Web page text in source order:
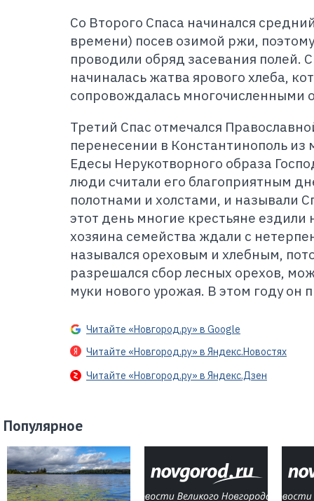
Со Второго Спаса начинался
времени) посев озимой ржи,
проводили обряд засевания полей.
начиналась жатва ярового хлеба,
сопровождалась многочисленными
Третий Спас отмечался
перенесении в Константинополь из
Едесы Нерукотворного образа
люди считали его благоприятным
полотнами и холстами, и называли
этот день многие крестьяне
хозяина семейства ждали с
назывался ореховым и хлебным,
разрешался сбор лесных орехов,
муки нового урожая. В этом году он
Читайте «Новгород.ру» в Google
Читайте «Новгород.ру» в Яндекс.Новостях
Читайте «Новгород.ру» в Яндекс.Дзен
Популярное